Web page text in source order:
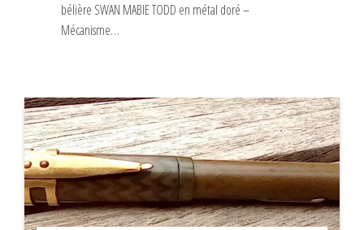
bélière SWAN MABIE TODD en métal doré –
Mécanisme…